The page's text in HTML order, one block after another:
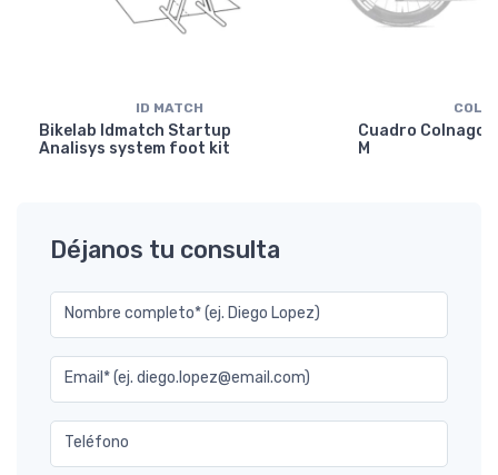
ID MATCH
Bikelab Idmatch Startup
Analisys system foot kit
Cuadro Colnago
M
Déjanos tu consulta
Nombre completo* (ej. Diego Lopez)
Email* (ej. diego.lopez@email.com)
Teléfono